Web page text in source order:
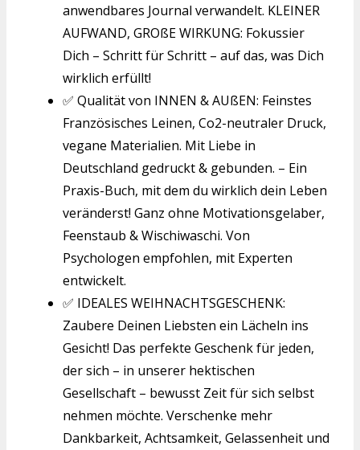
anwendbares Journal verwandelt. KLEINER
AUFWAND, GROßE WIRKUNG: Fokussier
Dich – Schritt für Schritt – auf das, was Dich
wirklich erfüllt!
✅ Qualität von INNEN & AUßEN: Feinstes
Französisches Leinen, Co2-neutraler Druck,
vegane Materialien. Mit Liebe in
Deutschland gedruckt & gebunden. – Ein
Praxis-Buch, mit dem du wirklich dein Leben
veränderst! Ganz ohne Motivationsgelaber,
Feenstaub & Wischiwaschi. Von
Psychologen empfohlen, mit Experten
entwickelt.
✅ IDEALES WEIHNACHTSGESCHENK:
Zaubere Deinen Liebsten ein Lächeln ins
Gesicht! Das perfekte Geschenk für jeden,
der sich – in unserer hektischen
Gesellschaft – bewusst Zeit für sich selbst
nehmen möchte. Verschenke mehr
Dankbarkeit, Achtsamkeit, Gelassenheit und